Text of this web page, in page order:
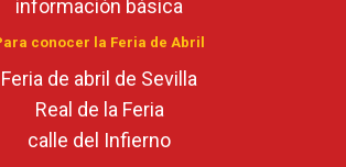
información básica
conocer la Feria de Abril
Feria de abril de Sevilla
Real de la Feria
calle del Infierno